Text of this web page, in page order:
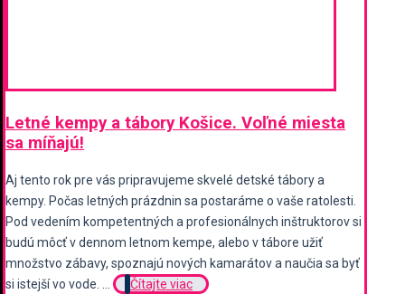
Letné kempy a tábory Košice. Voľné miesta
sa míňajú!
Aj tento rok pre vás pripravujeme skvelé detské tábory a
kempy. Počas letných prázdnin sa postaráme o vaše ratolesti.
Pod vedením kompetentných a profesionálnych inštruktorov si
budú môcť v dennom letnom kempe, alebo v tábore užiť
množstvo zábavy, spoznajú nových kamarátov a naučia sa byť
si istejší vo vode. ...
Čítajte viac